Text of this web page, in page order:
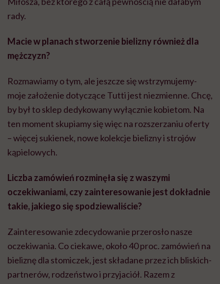
rady.
Macie w planach stworzenie bielizny również dla
mężczyzn?
Rozmawiamy o tym, ale jeszcze się wstrzymujemy-
moje założenie dotyczące Tutti jest niezmienne. Chcę,
by był to sklep dedykowany wyłącznie kobietom. Na
ten moment skupiamy się więc na rozszerzaniu oferty
– więcej sukienek, nowe kolekcje bielizny i strojów
kąpielowych.
Liczba zamówień rozminęła się z waszymi
oczekiwaniami, czy zainteresowanie jest dokładnie
takie, jakiego się spodziewaliście?
Zainteresowanie zdecydowanie przerosło nasze
oczekiwania. Co ciekawe, około 40 proc. zamówień na
bieliznę dla stomiczek, jest składane przez ich bliskich-
partnerów, rodzeństwo i przyjaciół. Razem z